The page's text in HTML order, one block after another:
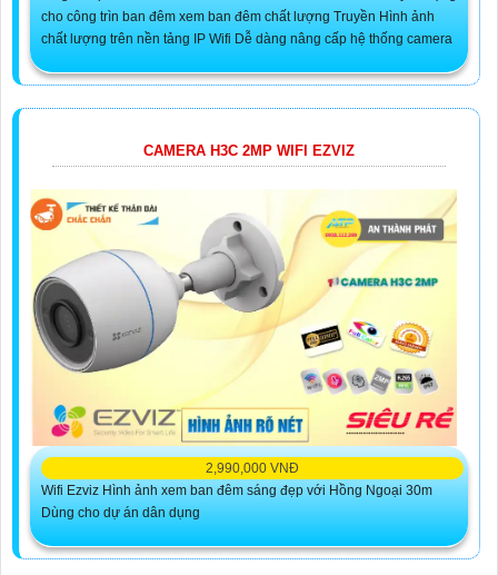
cho công trìn ban đêm xem ban đêm chất lượng Truyền Hình ảnh
chất lượng trên nền tảng IP Wifi Dễ dàng nâng cấp hệ thống camera
CAMERA H3C 2MP WIFI EZVIZ
2,990,000 VNĐ
Wifi Ezviz Hình ảnh xem ban đêm sáng đẹp với Hồng Ngoại 30m
Dùng cho dự án dân dụng